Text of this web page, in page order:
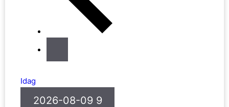
Idag
2026-08-09 9